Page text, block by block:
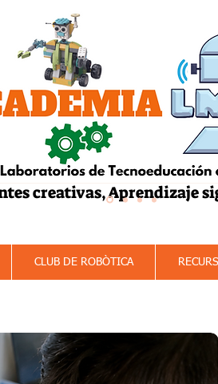
creativas, Aprendizaje
CLUB DE ROBÒTICA